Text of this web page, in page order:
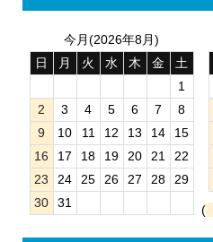
今月(2026年8月)
日
月 火 水 木 金
土
1
2
3 4 5 6 7
8
9
10 11 12 13 14
15
16
17 18 19 20 21
22
23
24 25 26 27 28
29
30
31 (